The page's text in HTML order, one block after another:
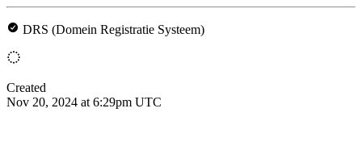
DRS (Domein Registratie Systeem)
Created
Nov 20, 2024 at 6:29pm UTC